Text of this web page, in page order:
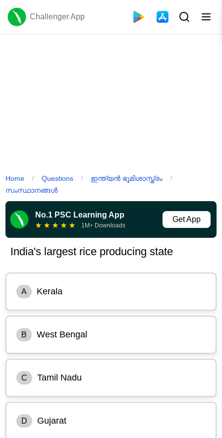
Challenger App
Home / Questions / ഇന്ത്യൻ ഭൂമിശാസ്ത്രം /
സംസ്ഥാനങ്ങൾ
No.1 PSC Learning App
★ ★ ★ ★ ★ 1M+ Downloads
Get App
India's largest rice producing state
A Kerala
B West Bengal
C Tamil Nadu
D Gujarat